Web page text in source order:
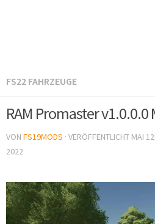
FS22 FAHRZEUGE
RAM Promaster v1.0.0.0
VON FS19MODS · VERÖFFENTLICHT MAI
2022